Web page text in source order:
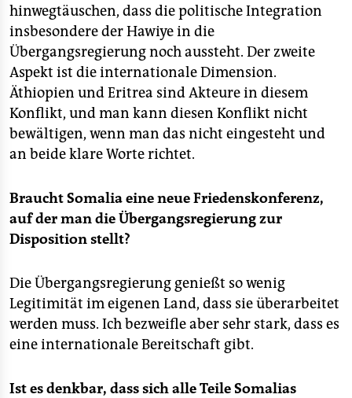
hinwegtäuschen, dass die politische Integration
insbesondere der Hawiye in die
Übergangsregierung noch aussteht. Der zweite
Aspekt ist die internationale Dimension.
Äthiopien und Eritrea sind Akteure in diesem
Konflikt, und man kann diesen Konflikt nicht
bewältigen, wenn man das nicht eingesteht und
an beide klare Worte richtet.
Braucht Somalia eine neue Friedenskonferenz,
auf der man die Übergangsregierung zur
Disposition stellt?
Die Übergangsregierung genießt so wenig
Legitimität im eigenen Land, dass sie überarbeitet
werden muss. Ich bezweifle aber sehr stark, dass es
eine internationale Bereitschaft gibt.
Ist es denkbar, dass sich alle Teile Somalias